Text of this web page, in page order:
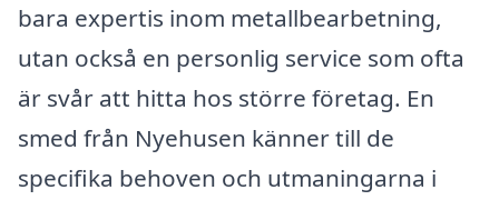
bara expertis inom metallbearbetning,
utan också en personlig service som ofta
är svår att hitta hos större företag. En
smed från Nyehusen känner till de
specifika behoven och utmaningarna i